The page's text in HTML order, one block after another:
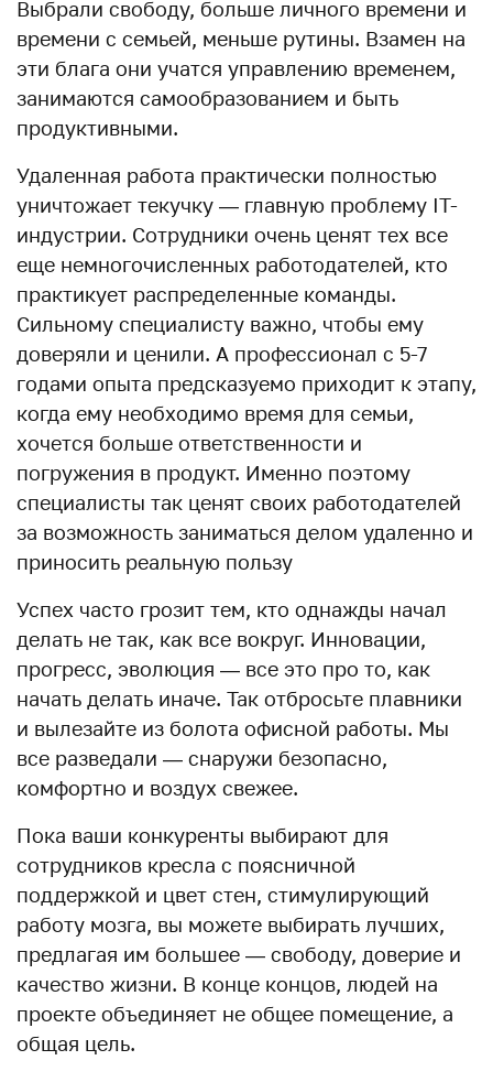
Выбрали свободу, больше личного времени и
времени с семьей, меньше рутины. Взамен на
эти блага они учатся управлению временем,
занимаются самообразованием и быть
продуктивными.
Удаленная работа практически полностью
уничтожает текучку — главную проблему IT-
индустрии. Сотрудники очень ценят тех все
еще немногочисленных работодателей, кто
практикует распределенные команды.
Сильному специалисту важно, чтобы ему
доверяли и ценили. А профессионал с 5-7
годами опыта предсказуемо приходит к этапу,
когда ему необходимо время для семьи,
хочется больше ответственности и
погружения в продукт. Именно поэтому
специалисты так ценят своих работодателей
за возможность заниматься делом удаленно и
приносить реальную пользу
Успех часто грозит тем, кто однажды начал
делать не так, как все вокруг. Инновации,
прогресс, эволюция — все это про то, как
начать делать иначе. Так отбросьте плавники
и вылезайте из болота офисной работы. Мы
все разведали — снаружи безопасно,
комфортно и воздух свежее.
Пока ваши конкуренты выбирают для
сотрудников кресла с поясничной
поддержкой и цвет стен, стимулирующий
работу мозга, вы можете выбирать лучших,
предлагая им большее — свободу, доверие и
качество жизни. В конце концов, людей на
проекте объединяет не общее помещение, а
общая цель.